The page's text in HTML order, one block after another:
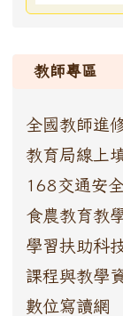
教師專區
全國教師進
教育局線上
168交通安
食農教育教
學習扶助科
課程與教學
數位寫讀網